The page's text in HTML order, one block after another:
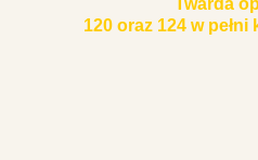
Twarda
120 oraz 124 w